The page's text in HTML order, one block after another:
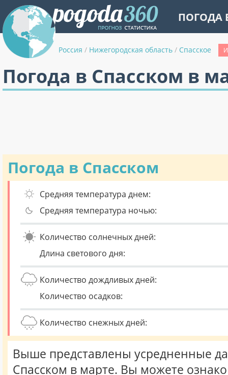
ПОГОДА
Россия / Нижегородская область / Спасское
Погода в Спасском в
Погода в Спасском
Средняя температура днем:
Средняя температура ночью:
Количество солнечных дней:
Длина светового дня:
Количество дождливых дней:
Количество осадков:
Количество снежных дней:
Выше представлены усредненные
Спасском в марте. Вы можете